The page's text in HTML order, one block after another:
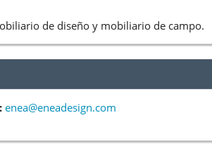
de diseño y mobiliario de campo.
enea@eneadesign.com